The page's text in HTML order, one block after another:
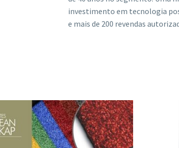
investimento em tecnologia
e mais de 200 revendas